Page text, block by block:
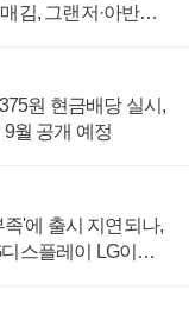
김, 그랜저·아반떼
원 현금배당 실시,
월 공개 예정
'에 출시 지연되나,
스플레이 LG이노